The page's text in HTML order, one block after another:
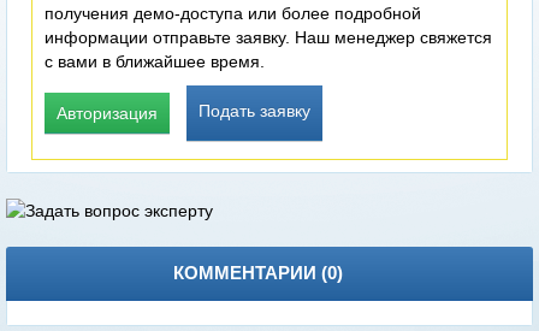
получения демо-доступа или более подробной
информации отправьте заявку. Наш менеджер свяжется
с вами в ближайшее время.
Авторизация Подать заявку
КОММЕНТАРИИ (0)